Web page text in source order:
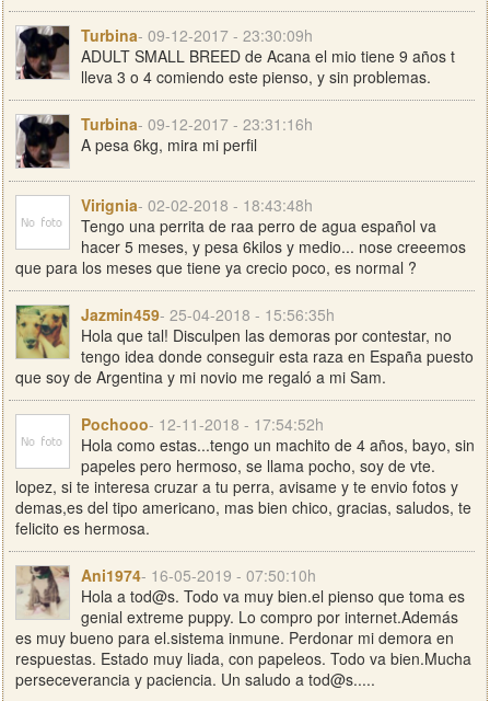
Turbina- 09-12-2017 - 23:30:09h
ADULT SMALL BREED de Acana el mio tiene 9 años t
lleva 3 o 4 comiendo este pienso, y sin problemas.
Turbina- 09-12-2017 - 23:31:16h
A pesa 6kg, mira mi perfil
Virignia- 02-02-2018 - 18:43:48h
Tengo una perrita de raa perro de agua español va
hacer 5 meses, y pesa 6kilos y medio... nose creeemos
que para los meses que tiene ya crecio poco, es normal ?
Jazmin459- 25-04-2018 - 15:56:35h
Hola que tal! Disculpen las demoras por contestar, no
tengo idea donde conseguir esta raza en España puesto
que soy de Argentina y mi novio me regaló a mi Sam.
Pochooo- 12-11-2018 - 17:54:52h
Hola como estas...tengo un machito de 4 años, bayo, sin
papeles pero hermoso, se llama pocho, soy de vte.
lopez, si te interesa cruzar a tu perra, avisame y te envio fotos y
demas,es del tipo americano, mas bien chico, gracias, saludos, te
felicito es hermosa.
Ani1974- 16-05-2019 - 07:50:10h
Hola a tod@s. Todo va muy bien.el pienso que toma es
genial extreme puppy. Lo compro por internet.Además
es muy bueno para el.sistema inmune. Perdonar mi demora en
respuestas. Estado muy liada, con papeleos. Todo va bien.Mucha
perseceverancia y paciencia. Un saludo a tod@s.....